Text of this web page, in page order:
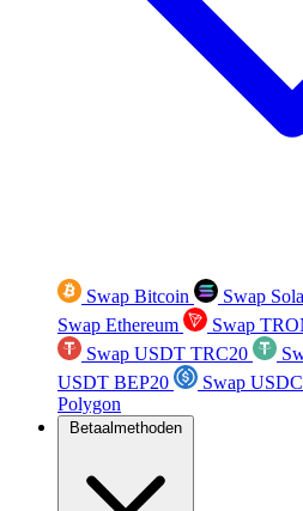
Swap Bitcoin Swap
Swap Ethereum
Swap
Swap USDT TRC20
USDT BEP20
Swap
Polygon
Betaalmethoden